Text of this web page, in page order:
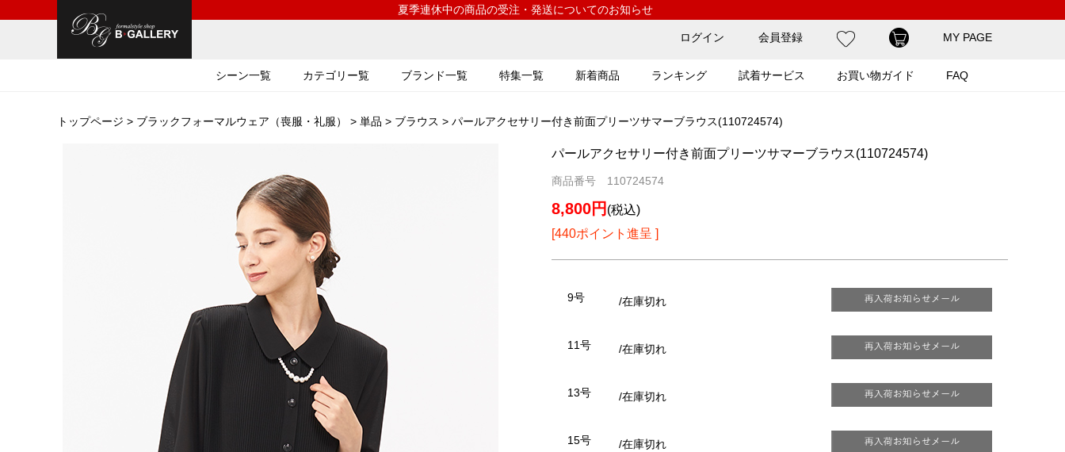
夏季連休中の商品の受注・発送についてのお知らせ
ログイン 会員登録 MY PAGE
シーン一覧 カテゴリー覧 ブランド一覧 特集一覧 新着商品 ランキング 試着サービス お買い物ガイド FAQ
トップページ > ブラックフォーマルウェア（喪服・礼服） > 単品 > ブラウス > パールアクセサリー付き前面プリーツサマーブラウス(110724574)
パールアクセサリー付き前面プリーツサマーブラウス(110724574)
商品番号 110724574
8,800円 (税込)
[440ポイント進呈 ]
9号 /在庫切れ
11号 /在庫切れ
13号 /在庫切れ
15号 /在庫切れ